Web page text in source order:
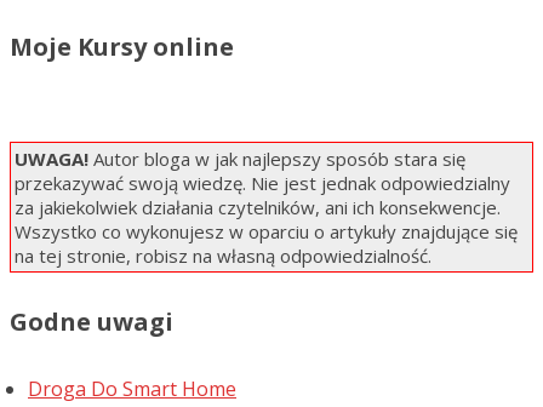
Moje Kursy online
UWAGA! Autor bloga w jak najlepszy sposób stara się
przekazywać swoją wiedzę. Nie jest jednak odpowiedzialny
za jakiekolwiek działania czytelników, ani ich konsekwencje.
Wszystko co wykonujesz w oparciu o artykuły znajdujące się
na tej stronie, robisz na własną odpowiedzialność.
Godne uwagi
Droga Do Smart Home